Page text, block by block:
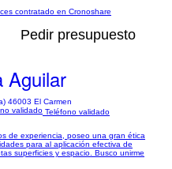
contratado en Cronoshare
Pedir presupuesto
Aguilar
46003 El Carmen
Teléfono validado
de experiencia, poseo una gran ética
para al aplicación efectiva de
superficies y espacio. Busco unirme